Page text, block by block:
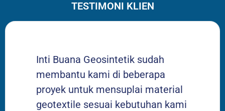
TESTIMONI KLIEN
Inti Buana Geosintetik sudah
membantu kami di beberapa
proyek untuk mensuplai material
geotextile sesuai kebutuhan kami